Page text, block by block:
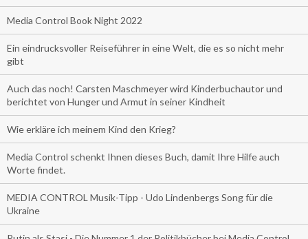
Media Control Book Night 2022
Ein eindrucksvoller Reiseführer in eine Welt, die es so nicht mehr
gibt
Auch das noch! Carsten Maschmeyer wird Kinderbuchautor und
berichtet von Hunger und Armut in seiner Kindheit
Wie erkläre ich meinem Kind den Krieg?
Media Control schenkt Ihnen dieses Buch, damit Ihre Hilfe auch
Worte findet.
MEDIA CONTROL Musik-Tipp - Udo Lindenbergs Song für die
Ukraine